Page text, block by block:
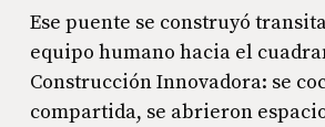
Ese puente se construyó
equipo humano hacia el
Construcción Innovadora: se
compartida, se abrieron